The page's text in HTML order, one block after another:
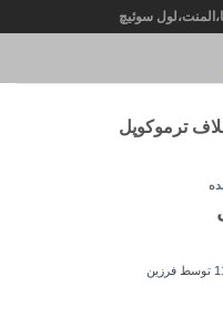
سوئیچ
ترموکوپل
توسط فرزین